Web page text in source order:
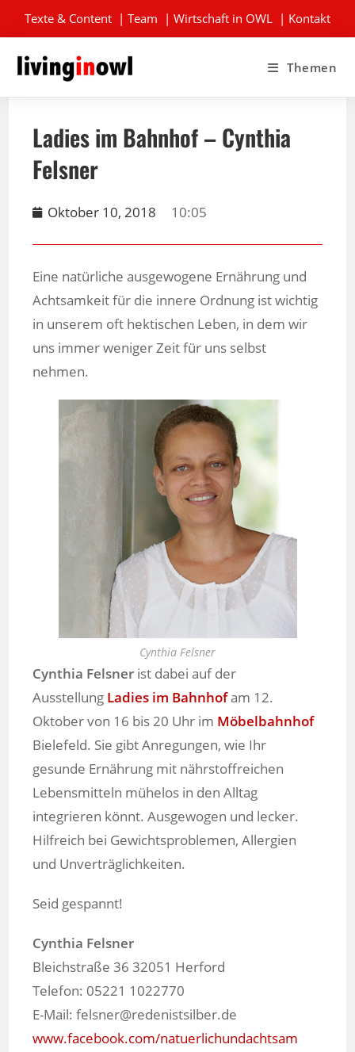
Texte & Content | Team | Wirtschaft in OWL | Kontakt
Themen
Ladies im Bahnhof – Cynthia
Felsner
Oktober 10, 2018 10:05
Eine natürliche ausgewogene Ernährung und
Achtsamkeit für die innere Ordnung ist wichtig
in unserem oft hektischen Leben, in dem wir
uns immer weniger Zeit für uns selbst
nehmen.
Cynthia Felsner
Cynthia Felsner ist dabei auf der
Ausstellung Ladies im Bahnhofam 12.
Oktober von 16 bis 20 Uhr im Möbelbahnhof
Bielefeld. Sie gibt Anregungen, wie Ihr
gesunde Ernährung mit nährstoffreichen
Lebensmitteln mühelos in den Alltag
integrieren könnt. Ausgewogen und lecker.
Hilfreich bei Gewichtsproblemen, Allergien
und Unverträglichkeiten.
Seid gespannt!
Cynthia Felsner
Bleichstraße 36 32051 Herford
Telefon: 05221 1022770
E-Mail: felsner@redenistsilber.de
www.facebook.com/natuerlichundachtsam